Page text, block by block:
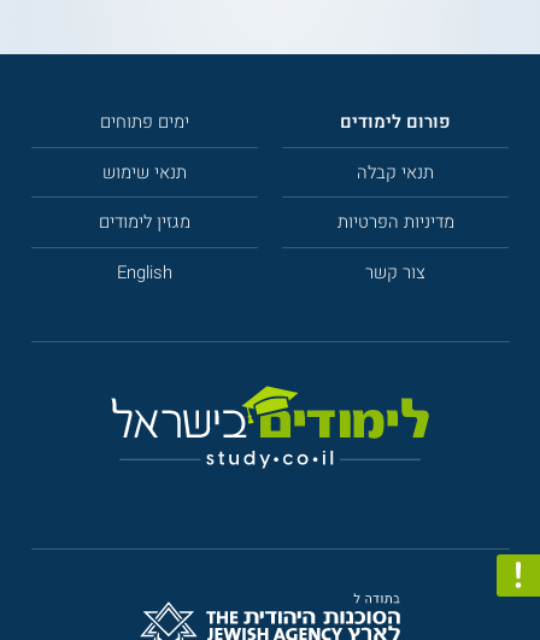
פורום לימודים
ימים פתוחים
תנאי קבלה
תנאי שימוש
מדיניות הפרטיות
מגזין לימודים
צור קשר
English